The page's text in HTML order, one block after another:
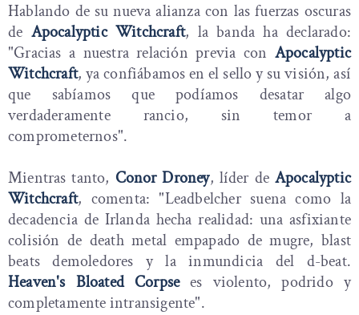
Hablando de su nueva alianza con las fuerzas oscuras
de Apocalyptic Witchcraft, la banda ha declarado:
"Gracias a nuestra relación previa con Apocalyptic
Witchcraft, ya confiábamos en el sello y su visión, así
que sabíamos que podíamos desatar algo
verdaderamente rancio, sin temor a
comprometernos".
Mientras tanto, Conor Droney, líder de Apocalyptic
Witchcraft, comenta: "Leadbelcher suena como la
decadencia de Irlanda hecha realidad: una asfixiante
colisión de death metal empapado de mugre, blast
beats demoledores y la inmundicia del d-beat.
Heaven's Bloated Corpsees violento, podrido y
completamente intransigente".